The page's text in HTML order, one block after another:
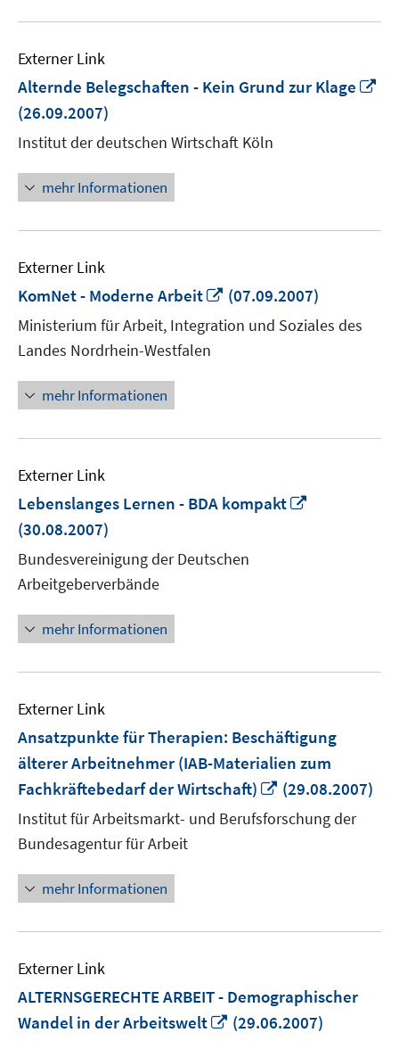
Externer Link
Alternde Belegschaften - Kein Grund zur Klage
(26.09.2007)
Institut der deutschen Wirtschaft Köln
mehr Informationen
Externer Link
KomNet - Moderne Arbeit
In
neuem
Fenster
(07.09.2007)
Ministerium für Arbeit, Integration und Soziales des
Landes Nordrhein-Westfalen
mehr Informationen
Externer Link
Lebenslanges Lernen - BDA kompakt
(30.08.2007)
Bundesvereinigung der Deutschen
Arbeitgeberverbände
mehr Informationen
Externer Link
Ansatzpunkte für Therapien: Beschäftigung
älterer Arbeitnehmer (IAB-Materialien zum
Fachkräftebedarf der Wirtschaft)
In
neuem
Fenster
(29.08.2007)
Institut für Arbeitsmarkt- und Berufsforschung der
Bundesagentur für Arbeit
mehr Informationen
Externer Link
ALTERNSGERECHTE ARBEIT - Demographischer
Wandel in der Arbeitswelt
In
(29.06.2007)